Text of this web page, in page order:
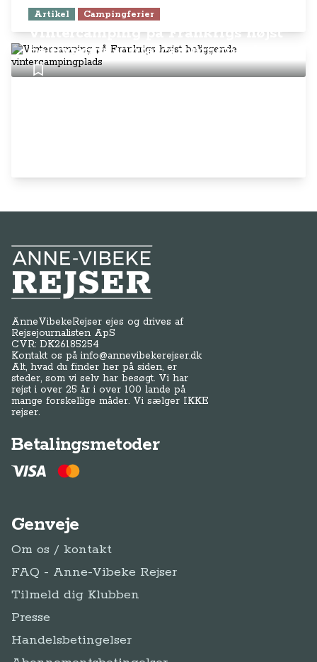
Artikel Campingferier
Vintercamping på Frankrigs højst
beliggende vintercampingplads
Anne-Vibeke Rejser
AnneVibekeRejser ejes og drives af
Rejsejournalisten ApS
CVR: DK26185254
Kontakt os påinfo@annevibekerejser.dk
Alt, hvad du finder her på siden, er
steder, som vi selv har besøgt. Vi har
rejst i over 25 år i over 100 lande på
mange forskellige måder. Vi sælger IKKE
rejser.
Betalingsmetoder
Genveje
Om os / kontakt
FAQ - Anne-Vibeke Rejser
Tilmeld dig Klubben
Presse
Handelsbetingelser